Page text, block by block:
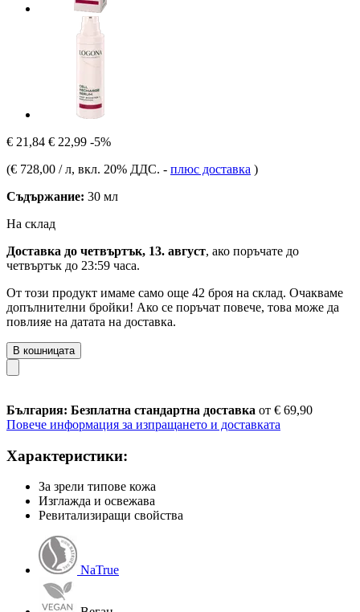
€ 21,84 € 22,99 -5%
(€ 728,00 / л, вкл. 20% ДДС. - плюс доставка )
Съдържание: 30 мл
На склад
Доставка до четвъртък, 13. август, ако поръчате до
четвъртък до 23:59 часа.
От този продукт имаме само още 42 броя на склад. Очакваме
допълнителни бройки! Ако се поръчат повече, това може да
повлияе на датата на доставка.
В кошницата
България: Безплатна стандартна доставка от € 69,90
Повече информация за изпращането и доставката
Характеристики:
За зрели типове кожа
Изглажда и освежава
Ревитализиращи свойства
NaTrue